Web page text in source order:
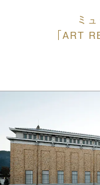
ミ
「ART